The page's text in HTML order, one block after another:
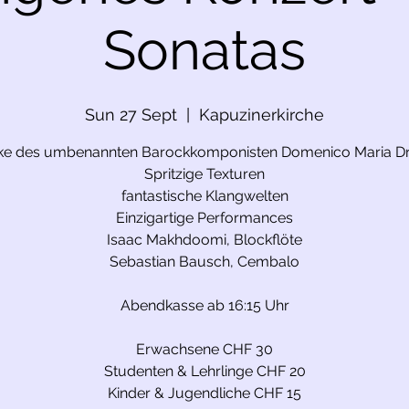
Sonatas
Sun 27 Sept
  |
Kapuzinerkirche
des umbenannten Barockkomponisten Domenico Maria
Spritzige Texturen
fantastische Klangwelten
Einzigartige Performances
Isaac Makhdoomi, Blockflöte
Sebastian Bausch, Cembalo
Abendkasse ab 16:15 Uhr
Erwachsene CHF 30
Studenten & Lehrlinge CHF 20
Kinder & Jugendliche CHF 15